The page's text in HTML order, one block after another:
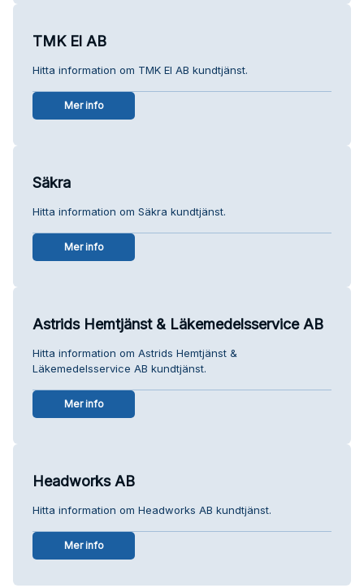
TMK El AB
Hitta information om TMK El AB kundtjänst.
Mer info
Säkra
Hitta information om Säkra kundtjänst.
Mer info
Astrids Hemtjänst & Läkemedelsservice AB
Hitta information om Astrids Hemtjänst &
Läkemedelsservice AB kundtjänst.
Mer info
Headworks AB
Hitta information om Headworks AB kundtjänst.
Mer info